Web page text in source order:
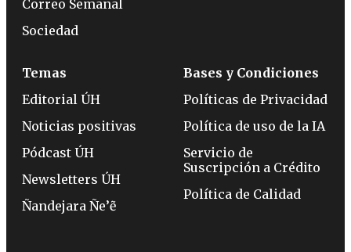
Correo Semanal
Sociedad
Temas
Editorial ÚH
Noticias positivas
Pódcast ÚH
Newsletters ÚH
Ñandejara Ñe’ẽ
Bases y Condiciones
Políticas de Privacidad
Política de uso de la IA
Servicio de
Suscripción a Crédito
Política de Calidad